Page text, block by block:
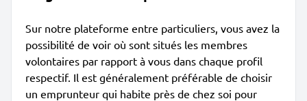
Sur notre plateforme entre particuliers, vous avez la
possibilité de voir où sont situés les membres
volontaires par rapport à vous dans chaque profil
respectif. Il est généralement préférable de choisir
un emprunteur qui habite près de chez soi pour